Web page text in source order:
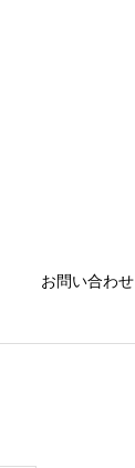
お問い合わせ